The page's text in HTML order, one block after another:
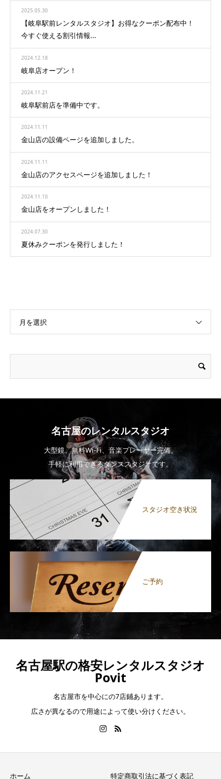
2025.05.30
【岐阜駅前レンタルスタジオ】お得なクーポン配布中！
今すぐ使える割引情報...
2024.12.18
岐阜店オープン！
2024.11.21
岐阜駅前店を準備中です。
2024.11.11
金山店の設備ページを追加しました。
2024.11.11
金山店のアクセスページを追加しました！
2024.11.10
金山店をオープンしました！
2024.07.30
夏休みクーポンを発行しました！
月を選択
名古屋のレンタルスタジオ
大型鏡、無料Wi-Fi、音楽プレーヤー完備。
手軽に利用できるダンススタジオです。
スタジオ空き状況
ご予約
名古屋駅の格安レンタルスタジオ
Povit
名古屋市を中心にの7店鋪あります。
広さが異なるので用途によって使い分けください。
ホーム 特定商取引法に基づく表記